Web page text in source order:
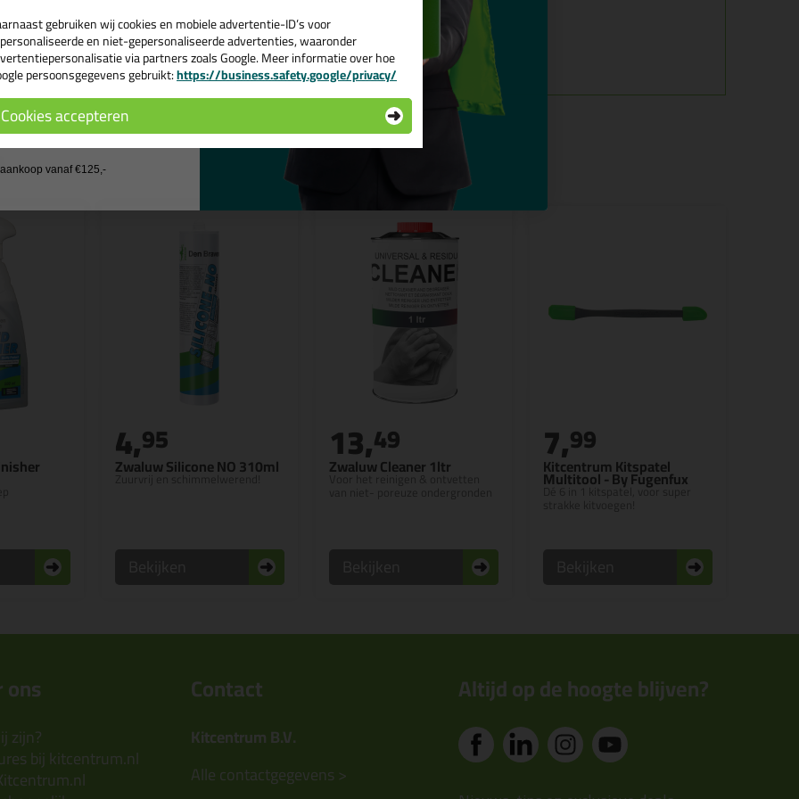
volgende blogs wordt dit product gebruikt:
Heb ik een primer nodig voor mijn Zwaluw of Den Braven kit?
Zuurvrije siliconenkit, wat is dat?
Zwaluw Silicone NO 310ml
Zuurvrij en schimmelwerend!
4,95
Zwaluw Cleaner 1ltr
Voor het reinigen & ontvetten
13,49
Kitcentrum Kitspatel
Multitool - By Fugenfux
Dé 6 in 1 kitspatel, voor super
7,99
ons
zijn?
bij kitcentrum.nl
Contact
Kitcentrum B.V.
Alle contactgegevens >
Altijd op de hoogte blijven?
gebruiken wij cookies en mobiele advertentie-ID’s voor
en niet-gepersonaliseerde advertenties, waaronder
via partners zoals Google. Meer informatie over hoe
persoonsgegevens gebruikt:https://business.safety.google/privacy/
Cookies accepteren
de actiecode ›
geen cadeau
vanaf €125,-